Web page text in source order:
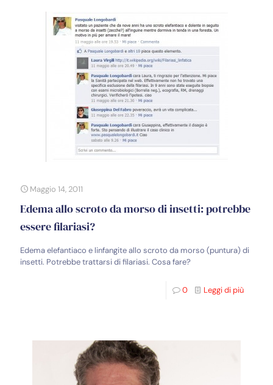
Maggio 14, 2011
Edema allo scroto da morso di insetti: potrebbe
essere filariasi?
Edema elefantiaco e linfangite allo scroto da morso (puntura) di
insetti. Potrebbe trattarsi di filariasi. Cosa fare?
0 Leggi di più